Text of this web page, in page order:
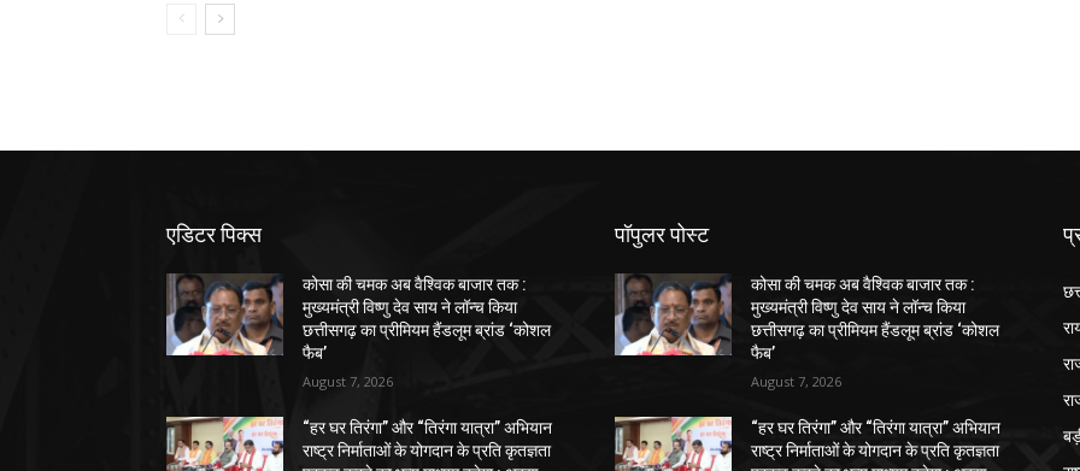
एडिटर पिक्स
कोसा की चमक अब वैश्विक बाजार तक :
मुख्यमंत्री विष्णु देव साय ने लॉन्च किया
छत्तीसगढ़ का प्रीमियम हैंडलूम ब्रांड ‘कोशल
फैब’
August 7, 2026
“हर घर तिरंगा” और “तिरंगा यात्रा” अभियान
राष्ट्र निर्माताओं के योगदान के प्रति कृतज्ञता
पॉपुलर पोस्ट
कोसा की चमक अब वैश्विक बाजार तक :
मुख्यमंत्री विष्णु देव साय ने लॉन्च किया
छत्तीसगढ़ का प्रीमियम हैंडलूम ब्रांड ‘कोशल
फैब’
August 7, 2026
“हर घर तिरंगा” और “तिरंगा यात्रा” अभियान
राष्ट्र निर्माताओं के योगदान के प्रति कृतज्ञता